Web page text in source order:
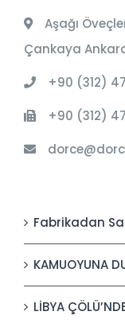
Aşağı
Çankaya
+90 (312)
+90 (312)
Fabrikadan
KAMUOYUNA
LİBYA